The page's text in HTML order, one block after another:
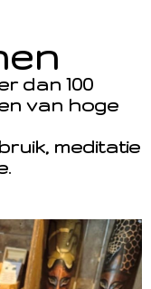
dan 100
van hoge
meditatie